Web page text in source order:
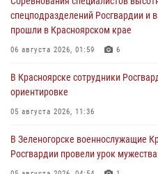
спецподразделений Росгвардии и
прошли в Красноярском крае
06 августа 2026, 01:59 6
В Красноярске сотрудники
ориентировке
05 августа 2026, 11:36
В Зеленогорске военнослужащие
Росгвардии провели урок мужества